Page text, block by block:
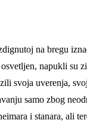
na bregu
napukli su
svoja uverenja,
samo zbog
i stanara, ali